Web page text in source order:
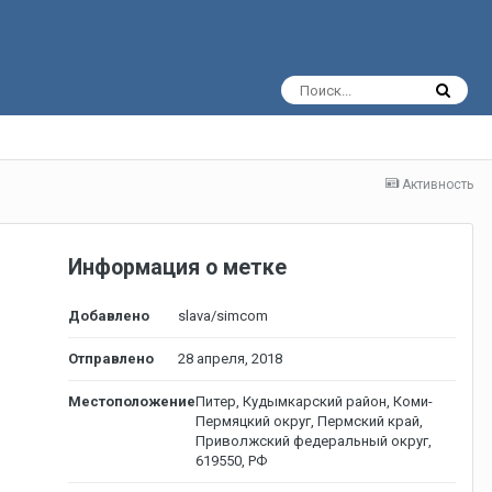
Активность
Информация о метке
Добавлено slava/simcom
Отправлено 28 апреля, 2018
МестоположениеПитер, Кудымкарский район, Коми-
Пермяцкий округ, Пермский край,
Приволжский федеральный округ,
619550, РФ